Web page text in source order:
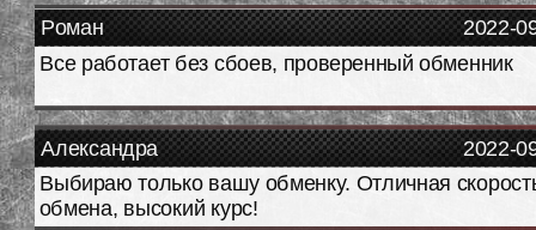
2022-
Роман
Все работает без сбоев, проверенный обменник
2022-
Александра
Выбираю только вашу обменку. Отличная
обмена, высокий курс!